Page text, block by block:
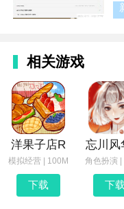
相关游戏
洋果子店R
模拟经营 | 100M
下载
忘川风
角色扮演 |
下